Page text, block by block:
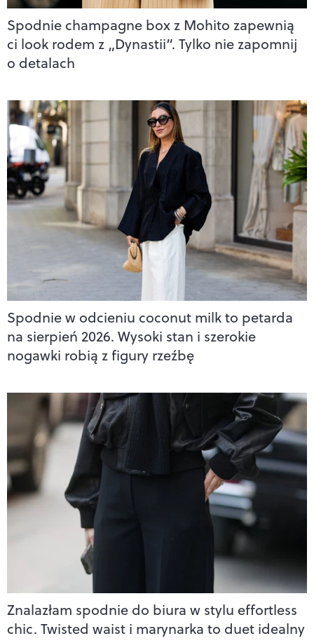
Spodnie champagne box z Mohito zapewnią
ci look rodem z „Dynastii”. Tylko nie zapomnij
o detalach
Spodnie w odcieniu coconut milk to petarda
na sierpień 2026. Wysoki stan i szerokie
nogawki robią z figury rzeźbę
Znalazłam spodnie do biura w stylu effortless
chic. Twisted waist i marynarka to duet idealny